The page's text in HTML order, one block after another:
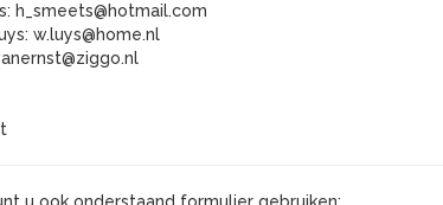
h_smeets@hotmail.com
w.luys@home.nl